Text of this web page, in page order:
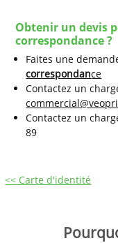
Obtenir un devis
correspondance ?
Faites une
correspondance
Contactez un
Contactez un
89
<< Carte d'identité